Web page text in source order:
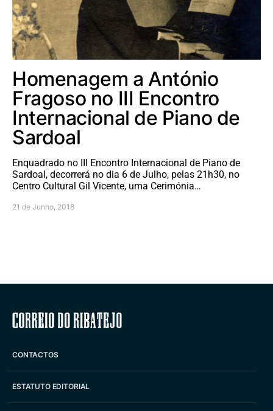
Homenagem a António
Fragoso no III Encontro
Internacional de Piano de
Sardoal
Enquadrado no III Encontro Internacional de Piano de
Sardoal, decorrerá no dia 6 de Julho, pelas 21h30, no
Centro Cultural Gil Vicente, uma Cerimónia…
21 de Junho, 2018
Correio do Ribatejo
CONTACTOS
ESTATUTO EDITORIAL